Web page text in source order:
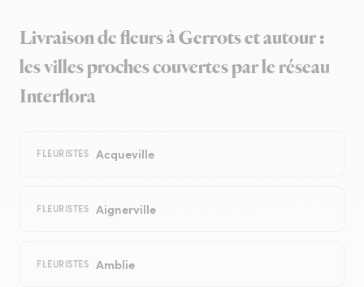
Livraison de fleurs à Gerrots et autour :
les villes proches couvertes par le réseau
Interflora
FLEURISTES Acqueville
FLEURISTES Aignerville
FLEURISTES Amblie